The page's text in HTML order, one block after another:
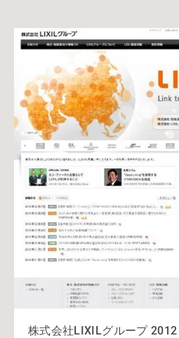
株式会社LIXILグループ 2012